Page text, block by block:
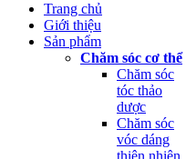
Trang chủ
Giới thiệu
Sản phẩm
Chăm sóc cơ thể
Chăm sóc
tóc thảo
dược
Chăm sóc
vóc dáng
thiên nhiên